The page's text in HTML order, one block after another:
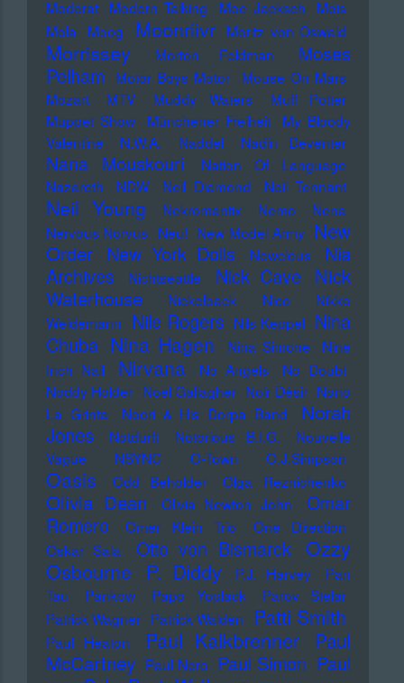
Moderat Modern Talking Moe Jacksch
Mois
Mola
Moog Moonriivr Moritz von Oswald
Morrissey Morton Feldman
Moses
Pelham
Motor Boys Motor
Mouse On Mars
Mozart
MTV Muddy Waters
Muff Potter
Muppet Show
Münchener Freiheit
My Bloody
Valentine
N.W.A. Naddel Nadin Deventer
Nana Mouskouri
Nation Of Language
Nazareth
NDW Neil Diamond Neil Tennant
Neil Young Nekromantix Nemo
Nena
Nervous Norvus Neu! New Model Army New
Order New York Dolls Newcleus
Nia
Archives
Nichtseattle Nick Cave
Nick
Waterhouse
Nickelback Nico
Nikko
Weidemann Nile Rogers Nils Keppel Nina
Chuba Nina Hagen Nina Simone
Nine
Inch Nail
Nirvana No Angels
No Doubt
Noddy Holder Noel Gallagher Noir Désir Nono
La Grinta
Noori & His Dorpa Band
Norah
Jones
Notdurft Notorious B.I.G.
Nouvelle
Vague
NSYNC O-Town O.J.Simpson
Oasis Odd Beholder Olga Reznichenko
Olivia Dean Olivia Newton John
Omar
Romero
Omer Klein Trio
One Direction
Oskar Sala
Otto von Bismarck Ozzy
Osbourne
P. Diddy P.J. Harvey
Pan
Tau
Pankow Papo Yoplack
Parov Stelar
Patrick Wagner Patrick Walden Patti Smith
Paul Heaton Paul Kalkbrenner
Paul
McCartney Paul Nero Paul Simon Paul